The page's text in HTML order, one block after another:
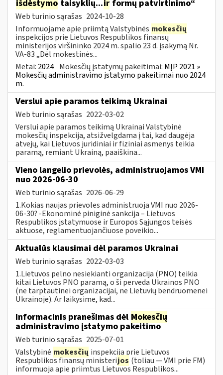
išdėstymo taisyklių...irformų patvirtinimo“
Web turinio sąrašas 2024-10-28
Informuojame apie priimtą Valstybinės mokesčių
inspekcijos prie Lietuvos Respublikos finansų
ministerijos viršininko 2024 m. spalio 23 d. įsakymą Nr.
VA-83 „Dėl mokestinės...
Metai: 2024 Mokesčių įstatymų pakeitimai: MĮP 2021 »
Mokesčių administravimo įstatymo pakeitimai nuo 2024
m.
Verslui apie paramos teikimą Ukrainai
Web turinio sąrašas 2022-03-02
Verslui apie paramos teikimą Ukrainai Valstybinė
mokesčių inspekcija, atsižvelgdama į tai, kad daugėja
atvejų, kai Lietuvos juridiniai ir fiziniai asmenys teikia
paramą, remiant Ukrainą, paaiškina...
Vieno langelio prievolės, administruojamos VMI
nuo 2026-06-30
Web turinio sąrašas 2026-06-29
1.Kokias naujas prievoles administruoja VMI nuo 2026-
06-30? -Ekonominė piniginė sankcija – Lietuvos
Respublikos įstatymuose ir Europos Sąjungos teisės
aktuose, reglamentuojančiuose poveikio...
Aktualūs klausimai dėl paramos Ukrainai
Web turinio sąrašas 2022-03-03
1.Lietuvos pelno nesiekianti organizacija (PNO) teikia
kitai Lietuvos PNO paramą, o ši perveda Ukrainos PNO
(ne tarptautinei organizacijai, ne Lietuvių bendruomenei
Ukrainoje). Ar laikysime, kad...
Informacinis pranešimas dėl Mokesčių
administravimo įstatymo pakeitimo
Web turinio sąrašas 2025-07-01
Valstybinė mokesčių inspekcija prie Lietuvos
Respublikos finansų ministerijos (toliau — VMI prie FM)
informuoja apie priimtus Lietuvos Respublikos...